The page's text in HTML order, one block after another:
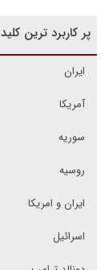
پر کاربرد ترین
ایران
آمریکا
سوریه
روسیه
ایران و امریکا
اسرائیل